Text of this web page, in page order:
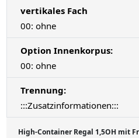
vertikales Fach
00: ohne
Option Innenkorpus:
00: ohne
Trennung:
:::Zusatzinformationen:::
High-Container Regal 1,5OH mit